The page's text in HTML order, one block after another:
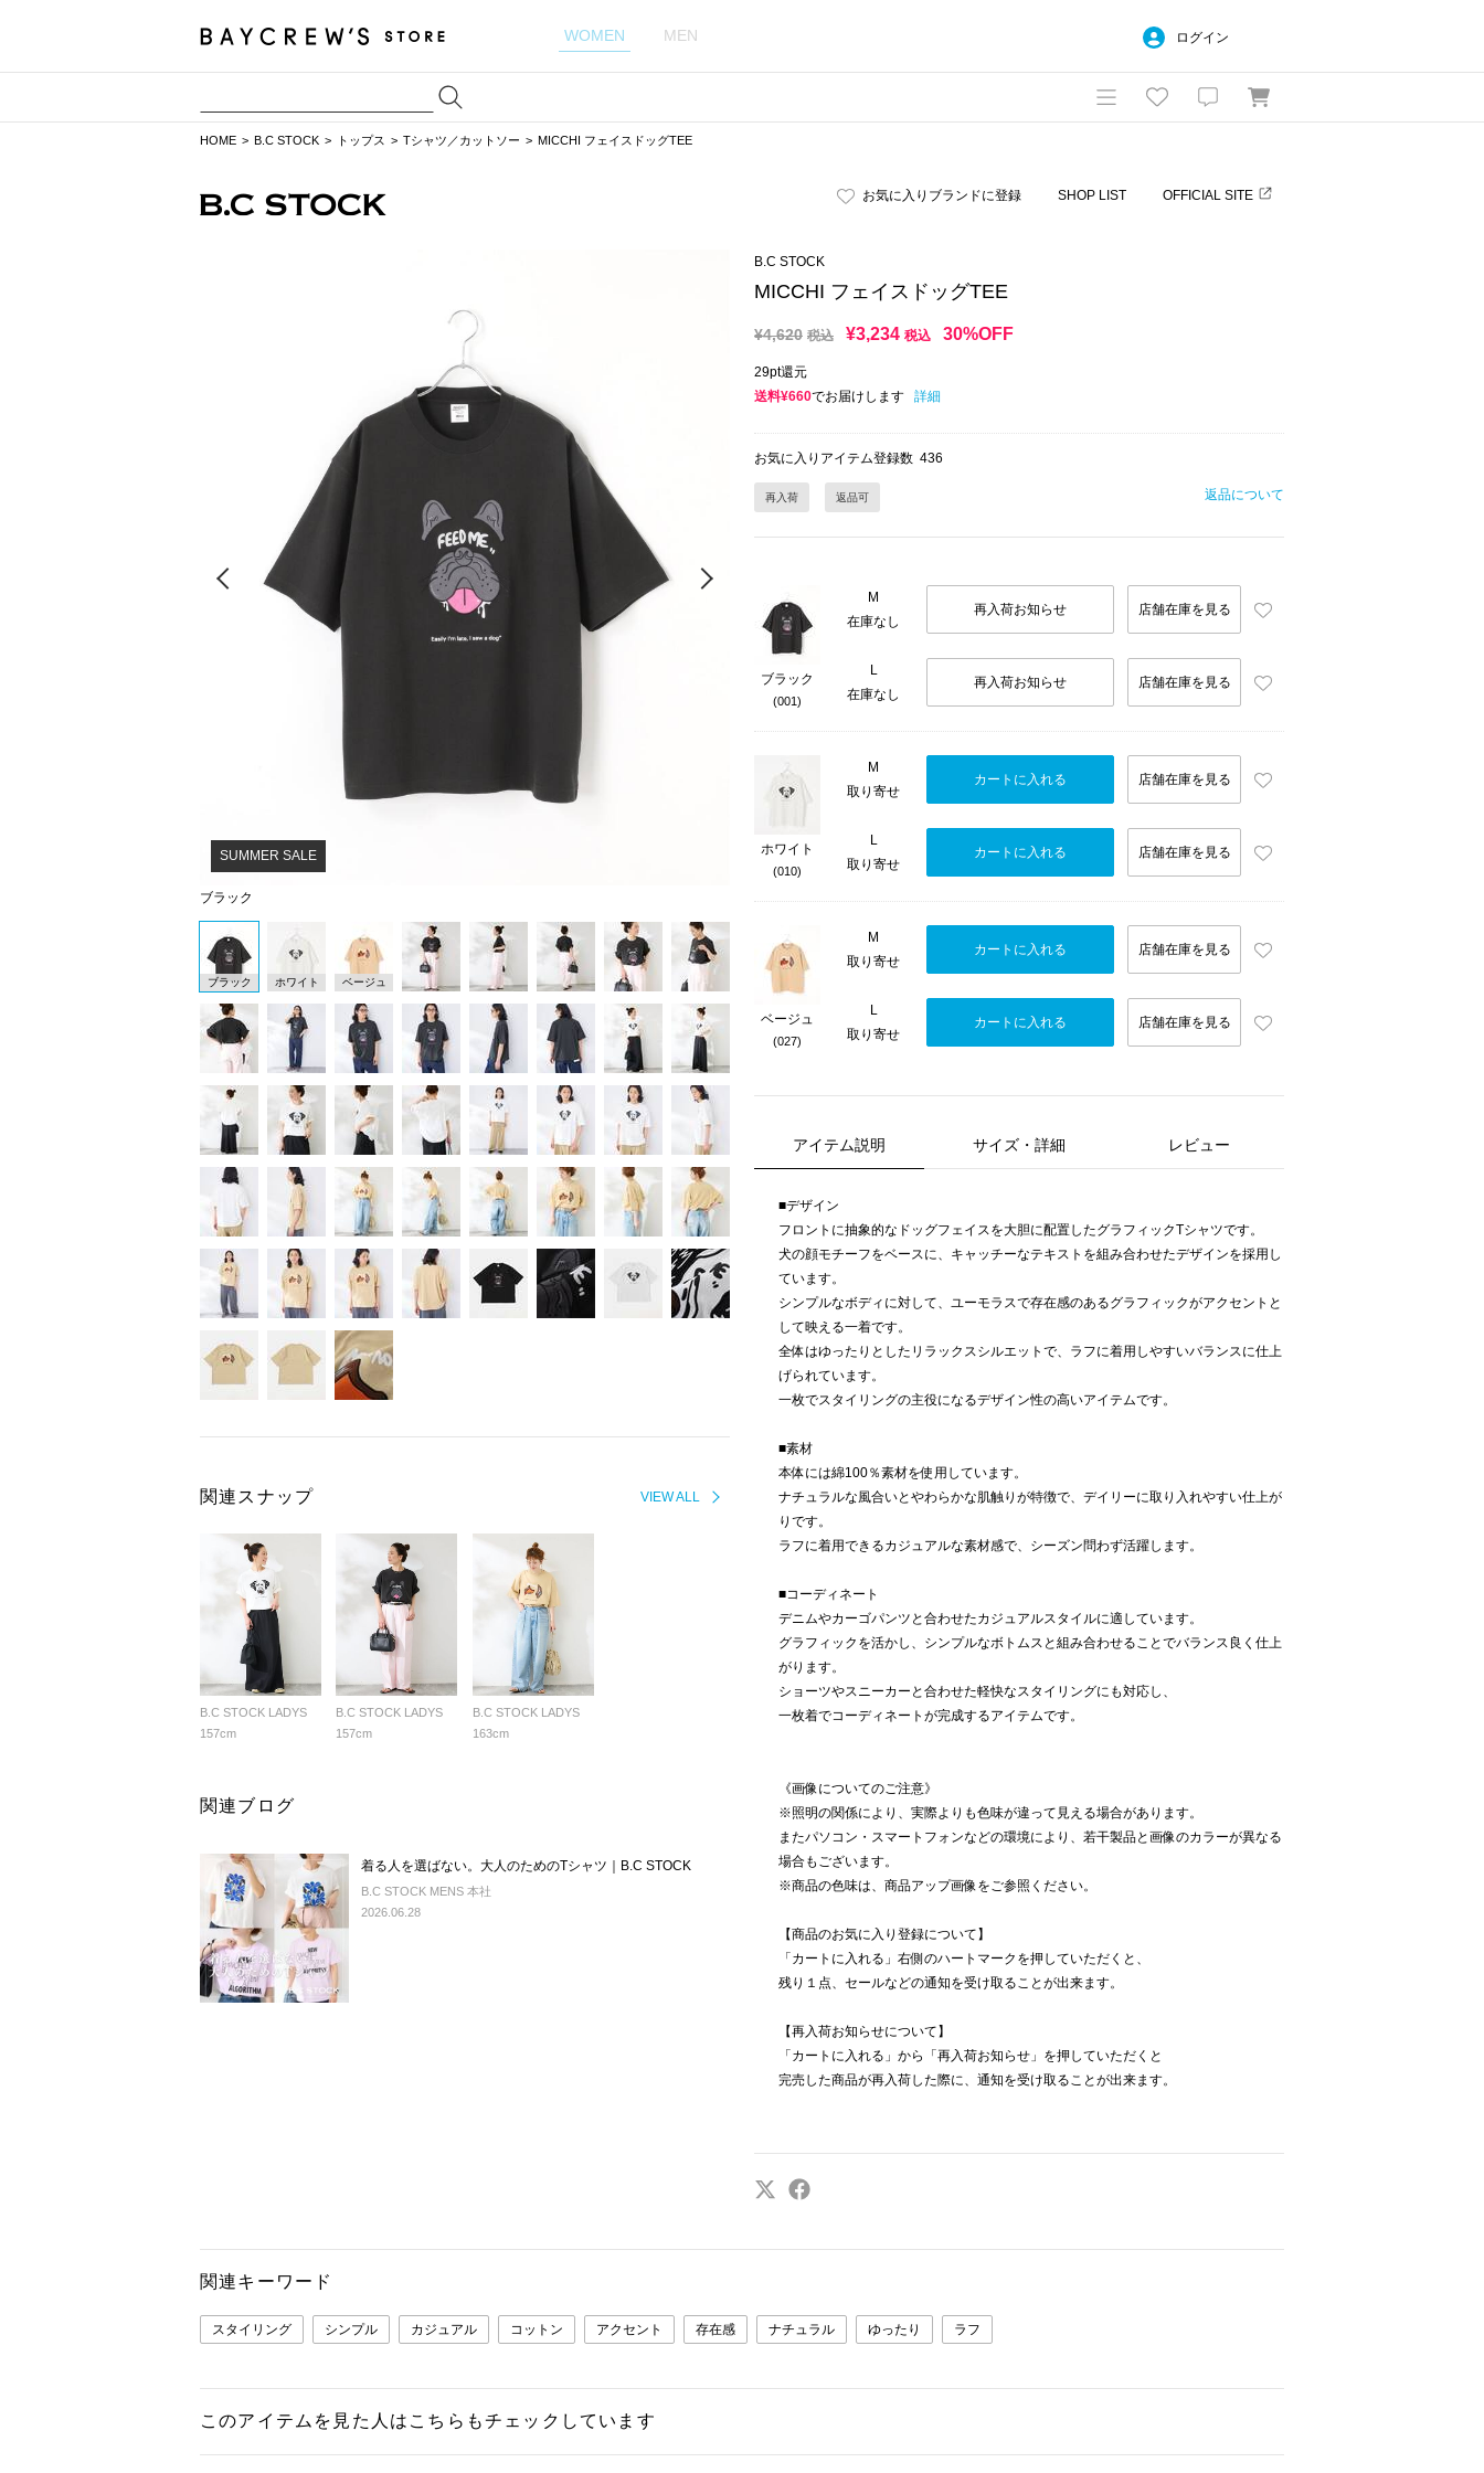
WOMEN MEN ログイン
HOME B.C STOCK トップス Tシャツ／カットソー MICCHI フェイスドッグTEE
お気に入りブランドに登録 SHOP LIST OFFICIAL SITE
ブラック
Prev
SUMMER SALE
ブラック ホワイト ベージュ
VIEW ALL
関連スナップ
B.C STOCK LADYS
157cm
B.C STOCK LADYS
157cm
B.C STOCK LADYS
163cm
関連ブログ
着る人を選ばない。大人のためのTシャツ｜B.C STOCK
B.C STOCK MENS 本社
2026.06.28
B.C STOCK
MICCHI フェイスドッグTEE
¥4,620 税込 ¥3,234 税込 30%OFF
29pt還元
送料¥660でお届けします 詳細
お気に入りアイテム登録数 436
再入荷 返品可 返品について
ブラック
(001)
M
在庫なし
再入荷お知らせ 店舗在庫を見る
L
在庫なし
再入荷お知らせ 店舗在庫を見る
ホワイト
(010)
M
取り寄せ
カートに入れる 店舗在庫を見る
L
取り寄せ
カートに入れる 店舗在庫を見る
ベージュ
(027)
M
取り寄せ
カートに入れる 店舗在庫を見る
L
取り寄せ
カートに入れる 店舗在庫を見る
アイテム説明 サイズ・詳細 レビュー
■デザイン
フロントに抽象的なドッグフェイスを大胆に配置したグラフィックTシャツです。
犬の顔モチーフをベースに、キャッチーなテキストを組み合わせたデザインを採用し
ています。
シンプルなボディに対して、ユーモラスで存在感のあるグラフィックがアクセントと
して映える一着です。
全体はゆったりとしたリラックスシルエットで、ラフに着用しやすいバランスに仕上
げられています。
一枚でスタイリングの主役になるデザイン性の高いアイテムです。
■素材
本体には綿100％素材を使用しています。
ナチュラルな風合いとやわらかな肌触りが特徴で、デイリーに取り入れやすい仕上が
りです。
ラフに着用できるカジュアルな素材感で、シーズン問わず活躍します。
■コーディネート
デニムやカーゴパンツと合わせたカジュアルスタイルに適しています。
グラフィックを活かし、シンプルなボトムスと組み合わせることでバランス良く仕上
がります。
ショーツやスニーカーと合わせた軽快なスタイリングにも対応し、
一枚着でコーディネートが完成するアイテムです。
《画像についてのご注意》
※照明の関係により、実際よりも色味が違って見える場合があります。
またパソコン・スマートフォンなどの環境により、若干製品と画像のカラーが異なる
場合もございます。
※商品の色味は、商品アップ画像をご参照ください。
【商品のお気に入り登録について】
「カートに入れる」右側のハートマークを押していただくと、
残り１点、セールなどの通知を受け取ることが出来ます。
【再入荷お知らせについて】
「カートに入れる」から「再入荷お知らせ」を押していただくと
完売した商品が再入荷した際に、通知を受け取ることが出来ます。
関連キーワード
スタイリング シンプル カジュアル コットン アクセント 存在感 ナチュラル ゆったり ラフ
このアイテムを見た人はこちらもチェックしています